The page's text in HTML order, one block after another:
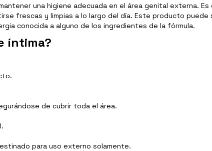
una higiene adecuada en el área genital externa.
frescas y limpias a lo largo del día. Este producto
conocida a alguno de los ingredientes de la fórmula.
íntima?
de cubrir toda el área.
para uso externo solamente.